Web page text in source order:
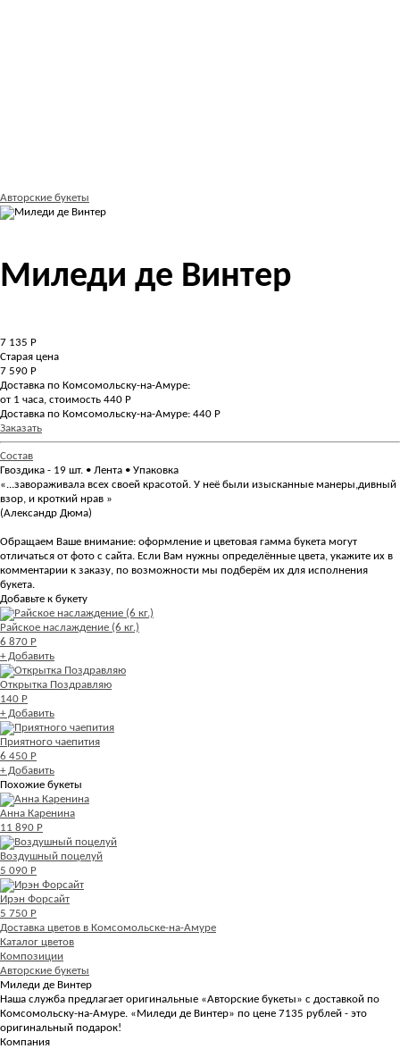
Авторские букеты
Миледи де Винтер
7 135 Р
Старая цена
7 590 Р
Доставка по Комсомольску-на-Амуре:
от 1 часа, стоимость 440 Р
Доставка по Комсомольску-на-Амуре: 440 Р
Заказать
Состав
Гвоздика - 19 шт. • Лента • Упаковка
«...завораживала всех своей красотой. У неё были изысканные манеры,дивный
взор, и кроткий нрав »
(Александр Дюма)
Обращаем Ваше внимание: оформление и цветовая гамма букета могут
отличаться от фото с сайта. Если Вам нужны определённые цвета, укажите их в
комментарии к заказу, по возможности мы подберём их для исполнения
букета.
Добавьте к букету
Райское наслаждение (6 кг.)
6 870 Р
+ Добавить
Открытка Поздравляю
140 Р
+ Добавить
Приятного чаепития
6 450 Р
+ Добавить
Похожие букеты
Анна Каренина
11 890 Р
Воздушный поцелуй
5 090 Р
Ирэн Форсайт
5 750 Р
Доставка цветов в Комсомольске-на-Амуре
Каталог цветов
Композиции
Авторские букеты
Миледи де Винтер
Наша служба предлагает оригинальные «Авторские букеты» с доставкой по
Комсомольску-на-Амуре. «Миледи де Винтер» по цене 7135 рублей - это
оригинальный подарок!
Компания